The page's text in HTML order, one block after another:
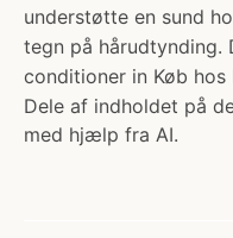
understøtte en sund
tegn på hårudtynding.
conditioner in Køb hos
Dele af indholdet på
med hjælp fra AI.